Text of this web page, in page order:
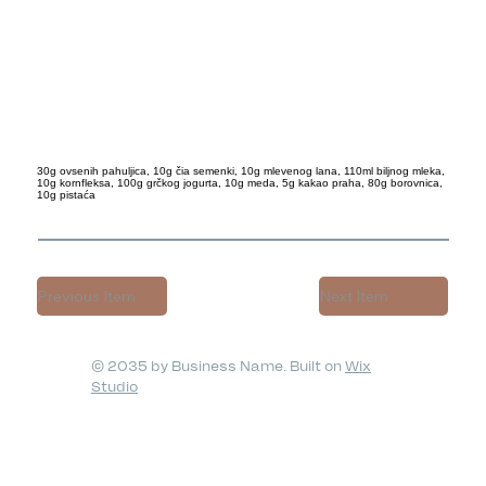
30g ovsenih pahuljica, 10g čia semenki, 10g mlevenog lana, 110ml biljnog mleka,
10g kornfleksa, 100g grčkog jogurta, 10g meda, 5g kakao praha, 80g borovnica,
10g pistaća
Previous Item Next Item
© 2035 by Business Name. Built on Wix
Studio